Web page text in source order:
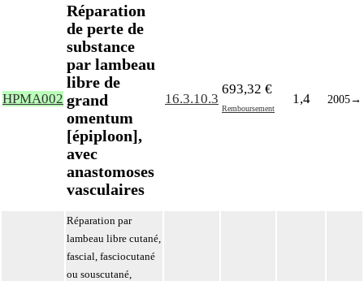
HPMA002
Réparation
de perte de
substance
par lambeau
libre de
grand
omentum
[épiploon],
avec
anastomoses
vasculaires
16.3.10.3
693,32 €
Remboursement
1,4 2005→
Réparation par
lambeau libre cutané,
fascial, fasciocutané
ou souscutané,